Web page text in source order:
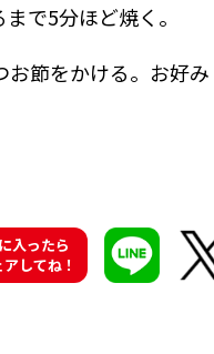
で5分ほど焼く。
お節をかける。お好み
入ったら
してね！